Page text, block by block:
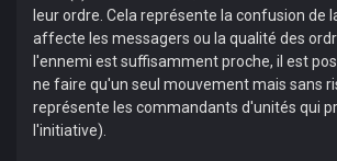
leur ordre. Cela représente la confusion de
affecte les messagers ou la qualité des
l'ennemi est suffisamment proche, il est
ne faire qu'un seul mouvement mais sans
représente les commandants d'unités qui
l'initiative).